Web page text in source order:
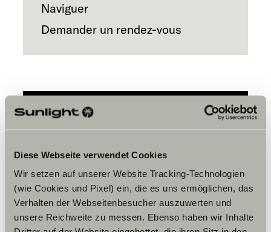
Diese Webseite verwendet Cookies
Wir setzen auf unserer Website Tracking-Technologien
(wie Cookies und Pixel) ein, die es uns ermöglichen, das
Verhalten der Webseitenbesucher auszuwerten und
unsere Reichweite zu messen. Ebenso haben wir Inhalte
Naviguer
Demander un rendez-vous
afficher le contenu.
Paramètre des cookies